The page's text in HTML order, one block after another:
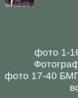
фото 1-
фото 17-40